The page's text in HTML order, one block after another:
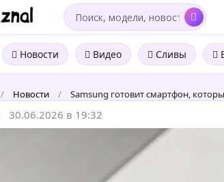
Новости Видео Сливы
/ Новости / Samsung готовит смартфон,
30.06.2026 в 19:32